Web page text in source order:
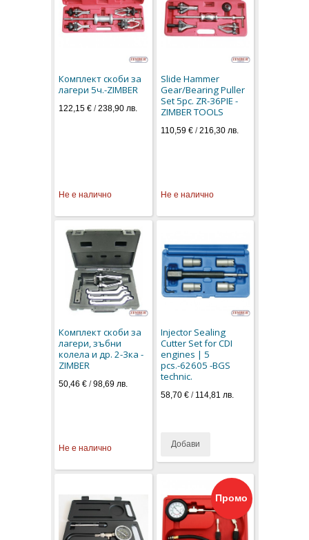
Комплект скоби за
лагери 5ч.-ZIMBER
122,15 € /238,90 лв.
Не е налично
Slide Hammer
Gear/Bearing Puller
Set 5pc. ZR-36PIE -
ZIMBER TOOLS
110,59 €/216,30 лв.
Не е налично
Комплект скоби за
лагери, зъбни
колела и др. 2-3ка -
ZIMBER
50,46 € /98,69 лв.
Не е налично
Injector Sealing
Cutter Set for CDI
engines | 5
pcs.-62605 -BGS
technic.
58,70 €/ 114,81 лв.
Добави
Промо